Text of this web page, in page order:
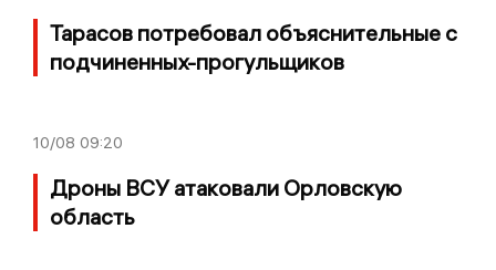
Тарасов потребовал объяснительные с
подчиненных-прогульщиков
10/08 09:20
Дроны ВСУ атаковали Орловскую
область